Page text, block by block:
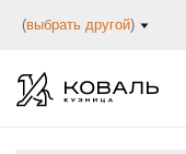
(выбрать другой)